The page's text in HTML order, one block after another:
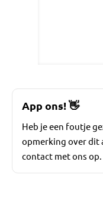
App ons!👋
Heb je een foutje
opmerking over dit
contact met ons op.